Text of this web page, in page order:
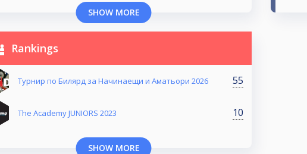
SHOW MORE
Rankings
Турнир по Билярд за Начинаещи и Аматьори 2026 55
The Academy JUNIORS 2023 10
SHOW MORE